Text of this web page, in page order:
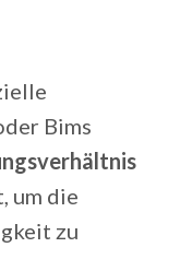
Bims
um die
zu